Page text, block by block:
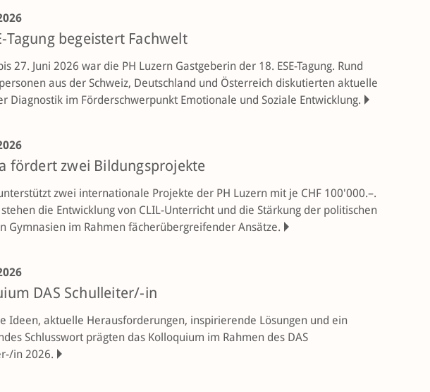
Tagung begeistert Fachwelt
27. Juni 2026 war die PH Luzern Gastgeberin der 18. ESE-Tagung. Rund
aus der Schweiz, Deutschland und Österreich diskutierten aktuelle
Diagnostik im Förderschwerpunkt Emotionale und Soziale Entwicklung.
fördert zwei Bildungsprojekte
zwei internationale Projekte der PH Luzern mit je CHF 100'000.–.
die Entwicklung von CLIL-Unterricht und die Stärkung der politischen
Gymnasien im Rahmen fächerübergreifender Ansätze.
DAS Schulleiter/-in
Ideen, aktuelle Heraus­for­derungen, inspirierende Lösungen und ein
Schlusswort prägten das Kolloquium im Rahmen des DAS
in 2026.